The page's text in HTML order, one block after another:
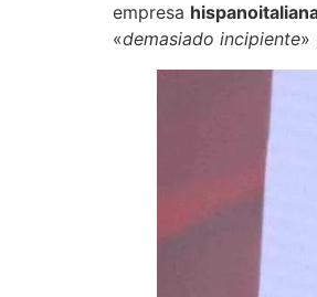
empresa
«demasiado incipiente»